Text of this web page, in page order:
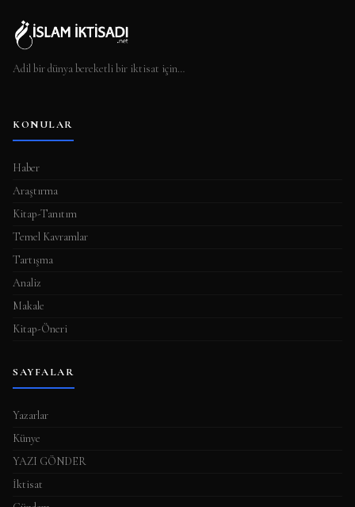
Adil bir dünya bereketli bir iktisat için…
KONULAR
Haber
Araştırma
Kitap-Tanıtım
Temel Kavramlar
Tartışma
Analiz
Makale
Kitap-Öneri
SAYFALAR
Yazarlar
Künye
YAZI GÖNDER
İktisat